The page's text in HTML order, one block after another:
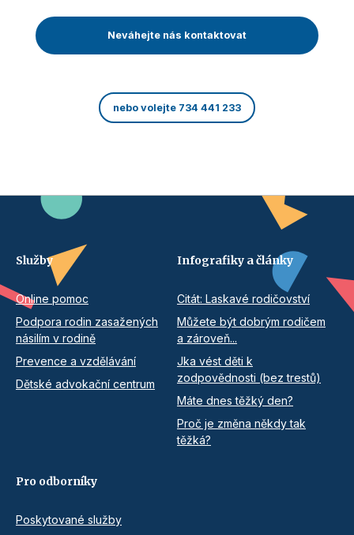
Neváhejte nás kontaktovat
nebo volejte 734 441 233
Služby
Online pomoc
Podpora rodin zasažených
násilím v rodině
Prevence a vzdělávání
Dětské advokační centrum
Infografiky a články
Citát: Laskavé rodičovství
Můžete být dobrým rodičem
a zároveň...
Jka vést děti k
zodpovědnosti (bez trestů)
Máte dnes těžký den?
Proč je změna někdy tak
těžká?
Pro odborníky
Poskytované služby